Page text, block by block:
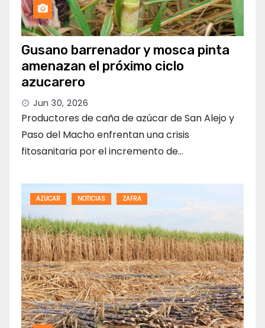
Gusano barrenador y mosca pinta
amenazan el próximo ciclo
azucarero
Jun 30, 2026
Productores de caña de azúcar de San Alejo y
Paso del Macho enfrentan una crisis
fitosanitaria por el incremento de…
AZUCAR NOTICIAS ZAFRA